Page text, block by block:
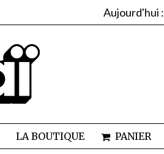
Aujourd'hui :
LA BOUTIQUE PANIER